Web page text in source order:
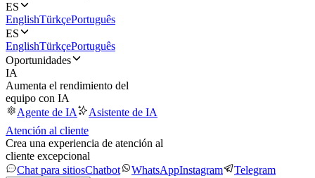
ES
EnglishTürkçePortuguês
ES
EnglishTürkçePortuguês
Oportunidades
IA
Aumenta el rendimiento del
equipo con IA
Agente de IA
Asistente de IA
Atención al cliente
Crea una experiencia de atención al
cliente excepcional
Chat para sitiosChatbot WhatsAppInstagram Telegram